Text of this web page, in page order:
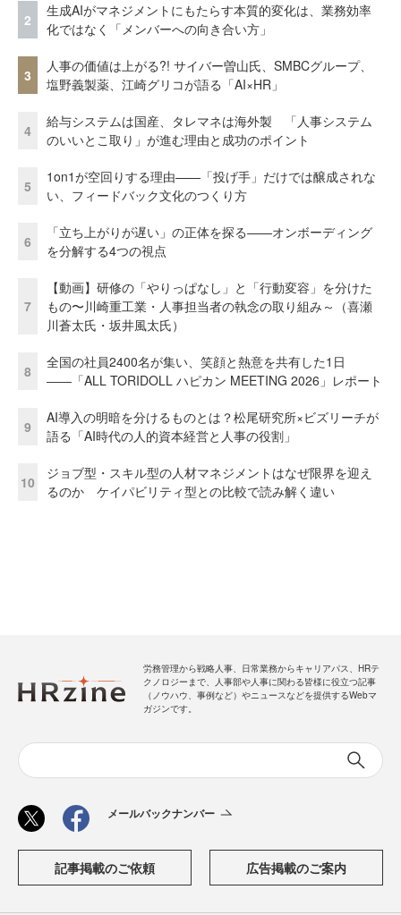
2
生成AIがマネジメントにもたらす本質的変化は、業務効率
化ではなく「メンバーへの向き合い方」
3
人事の価値は上がる?! サイバー曽山氏、SMBCグループ、
塩野義製薬、江崎グリコが語る「AI×HR」
4
給与システムは国産、タレマネは海外製 「人事システム
のいいとこ取り」が進む理由と成功のポイント
5
1on1が空回りする理由——「投げ手」だけでは醸成されな
い、フィードバック文化のつくり方
6
「立ち上がりが遅い」の正体を探る——オンボーディング
を分解する4つの視点
7
【動画】研修の「やりっぱなし」と「行動変容」を分けた
もの〜川崎重工業・人事担当者の執念の取り組み～（喜瀬
川蒼太氏・坂井風太氏）
8
全国の社員2400名が集い、笑顔と熱意を共有した1日
――「ALL TORIDOLL ハピカン MEETING 2026」レポート
9
AI導入の明暗を分けるものとは？松尾研究所×ビズリーチが
語る「AI時代の人的資本経営と人事の役割」
10
ジョブ型・スキル型の人材マネジメントはなぜ限界を迎え
るのか ケイパビリティ型との比較で読み解く違い
労務管理から戦略人事、日常業務からキャリアパス、HRテ
クノロジーまで、人事部や人事に関わる皆様に役立つ記事
（ノウハウ、事例など）やニュースなどを提供するWebマ
ガジンです。
メールバックナンバー
記事掲載のご依頼 広告掲載のご案内